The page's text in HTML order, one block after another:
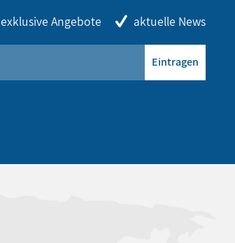
exklusive Angebote aktuelle News
Eintragen